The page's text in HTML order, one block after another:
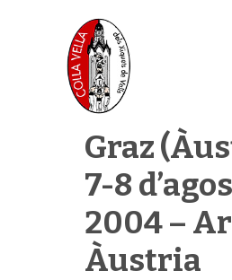
Graz
7-8
2004 –
Àustria